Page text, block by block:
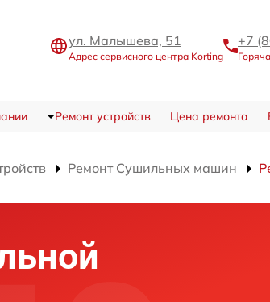
ул. Малышева, 51
Адрес сервисного центра Korting
+7
Ремонт устройств Цена ремонта
Ремонт Сушильных машин